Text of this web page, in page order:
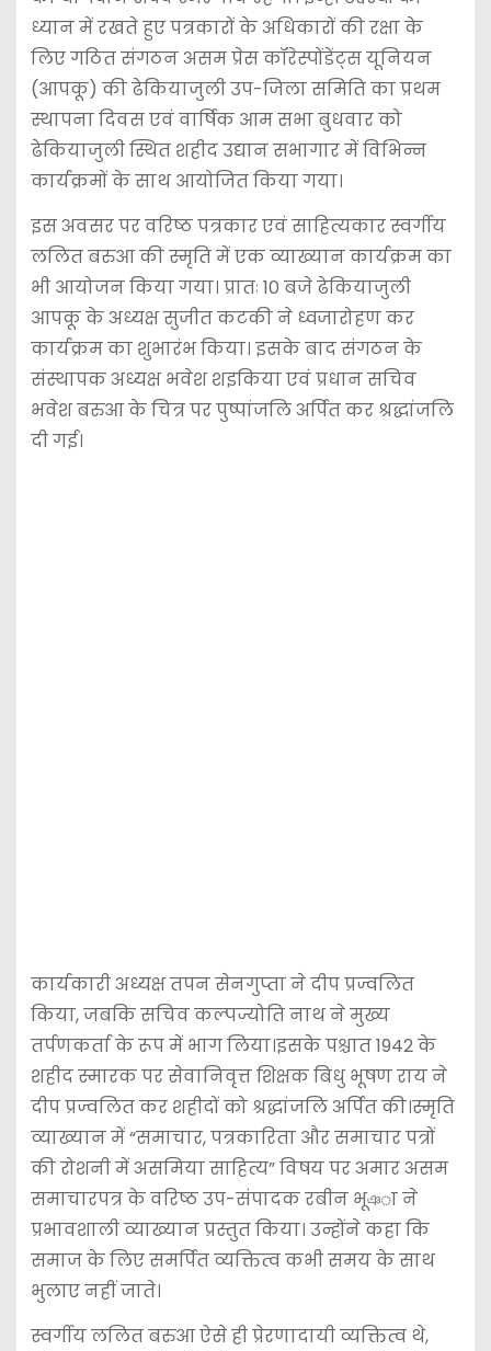
ध्यान में रखते हुए पत्रकारों के अधिकारों की रक्षा के
लिए गठित संगठन असम प्रेस कॉरेस्पोंडेंट्स यूनियन
(आपकू) की ढेकियाजुली उप-जिला समिति का प्रथम
स्थापना दिवस एवं वार्षिक आम सभा बुधवार को
ढेकियाजुली स्थित शहीद उद्यान सभागार में विभिन्न
कार्यक्रमों के साथ आयोजित किया गया।
इस अवसर पर वरिष्ठ पत्रकार एवं साहित्यकार स्वर्गीय
ललित बरुआ की स्मृति में एक व्याख्यान कार्यक्रम का
भी आयोजन किया गया। प्रातः 10 बजे ढेकियाजुली
आपकू के अध्यक्ष सुजीत कटकी ने ध्वजारोहण कर
कार्यक्रम का शुभारंभ किया। इसके बाद संगठन के
संस्थापक अध्यक्ष भवेश शइकिया एवं प्रधान सचिव
भवेश बरुआ के चित्र पर पुष्पांजलि अर्पित कर श्रद्धांजलि
दी गई।
कार्यकारी अध्यक्ष तपन सेनगुप्ता ने दीप प्रज्वलित
किया, जबकि सचिव कल्पज्योति नाथ ने मुख्य
तर्पणकर्ता के रूप में भाग लिया।इसके पश्चात 1942 के
शहीद स्मारक पर सेवानिवृत्त शिक्षक बिधु भूषण राय ने
दीप प्रज्वलित कर शहीदों को श्रद्धांजलि अर्पित की।स्मृति
व्याख्यान में “समाचार, पत्रकारिता और समाचार पत्रों
की रोशनी में असमिया साहित्य” विषय पर अमार असम
समाचारपत्र के वरिष्ठ उप-संपादक रबीन भूঞा ने
प्रभावशाली व्याख्यान प्रस्तुत किया। उन्होंने कहा कि
समाज के लिए समर्पित व्यक्तित्व कभी समय के साथ
भुलाए नहीं जाते।
स्वर्गीय ललित बरुआ ऐसे ही प्रेरणादायी व्यक्तित्व थे,